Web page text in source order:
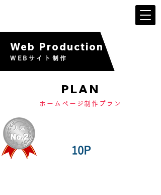
Web Production
WEBサイト制作
PLAN
ホームページ制作プラン
10P